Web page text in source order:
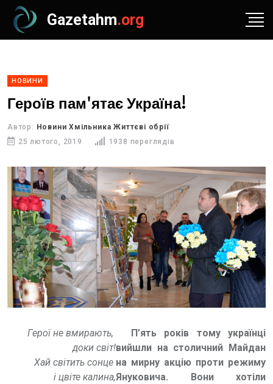
Gazetahm.org
НОВИНИ
Героїв пам'ятає Україна!
Автор: Новини Хмільника Життєві обрії
25 лютого, 2019
1938 переглядів
Герої не вмирають,
доки світ!
Хай світить сонце
і цвіте калина,
П’ять років тому українці
вийшли на столичний Майдан
на мирну акцію проти режиму
Януковича. Вони хотіли